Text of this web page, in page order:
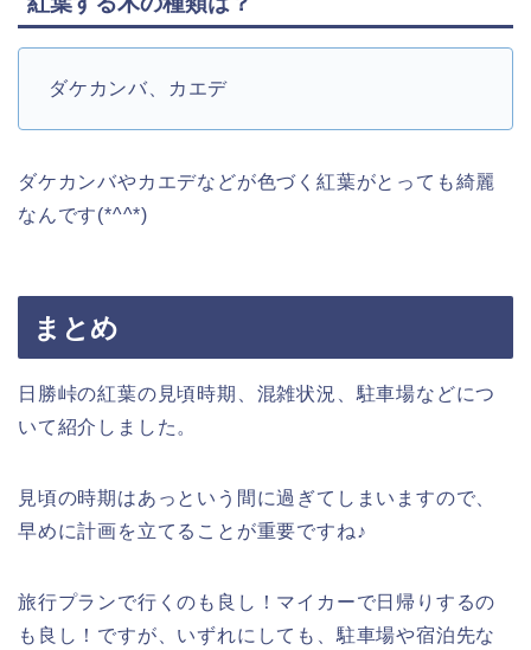
ダケカンバ、カエデ
ダケカンバやカエデなどが色づく紅葉がとっても綺麗
なんです(*^^*)
まとめ
日勝峠の紅葉の見頃時期、混雑状況、駐車場などにつ
いて紹介しました。
見頃の時期はあっという間に過ぎてしまいますので、
早めに計画を立てることが重要ですね♪
旅行プランで行くのも良し！マイカーで日帰りするの
も良し！ですが、いずれにしても、駐車場や宿泊先な